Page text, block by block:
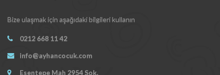
Bize ulaşmak için aşağıdaki bilgileri kullanın
0212 668 11 42
info@ayhancocuk.com
Esentepe Mah 2954 Sok.